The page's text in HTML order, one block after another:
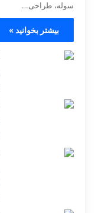
سوله، طراحی…
بیشتر بخوانید »